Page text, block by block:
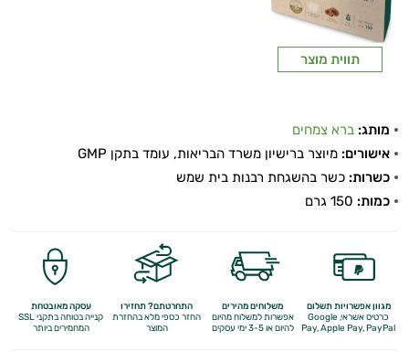
תווית מוצר
מותג: ברא צמחים
אישורים: מיוצר ברישיון משרד הבריאות, עומד בתקן GMP
כשרות: כשר בהשגחת רבנות בית שמש
כמות:
מגוון אפשרויות תשלום
כרטיס אשראי, Google
Pay,Apple Pay, PayPal
משלוחים מהירים
אפשרות למשלוח מהיום
להיום או 3-5 ימי עסקים
התחרטתם? תחזירו
החזר כספי מלאבהחזרת
המוצר
עסקה מאובטחת
קנייה בטוחה בתקני SSL
המחמירים ביותר